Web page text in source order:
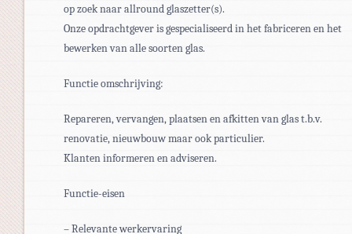
op zoek naar allround glaszetter(s).
Onze opdrachtgever is gespecialiseerd in het fabriceren en het
bewerken van alle soorten glas.
Functie omschrijving:
Repareren, vervangen, plaatsen en afkitten van glas t.b.v.
renovatie, nieuwbouw maar ook particulier.
Klanten informeren en adviseren.
Functie-eisen
– Relevante werkervaring